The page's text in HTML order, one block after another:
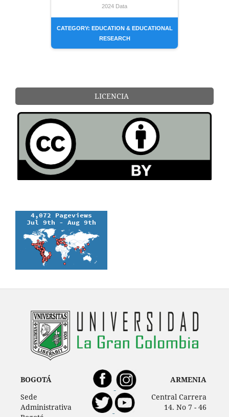
2024 Data
CATEGORY: EDUCATION & EDUCATIONAL
RESEARCH
LICENCIA
BOGOTÁ
Sede
Administrativa
ARMENIA
Central Carrera
14. No 7 - 46